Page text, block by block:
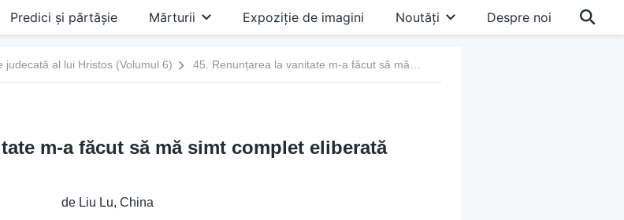
Predici și părtășie Mărturii Expoziție de imagini Noutăți Despre noi
al lui Hristos (Volumul 6)
m-a făcut să mă simt complet eliberată
de Liu Lu, China